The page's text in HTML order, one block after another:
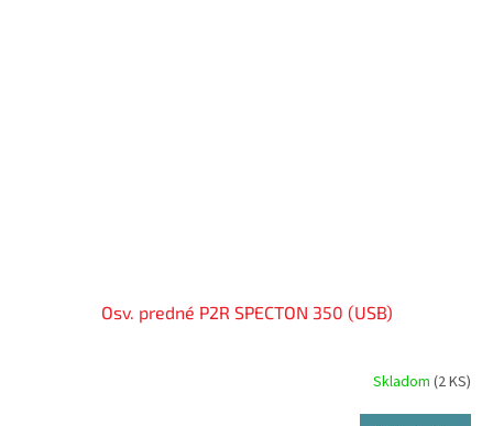
Osv. predné P2R SPECTON 350 (USB)
Skladom (2 KS)